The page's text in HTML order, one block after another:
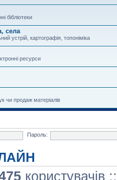
бібліотеки
села
устрій, картографія, топоніміка
ресурси
чи продаж матеріалів
Пароль:
користувачів